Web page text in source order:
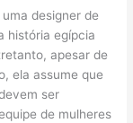
designer de
história egípcia
apesar de
ela assume que
ser
de mulheres